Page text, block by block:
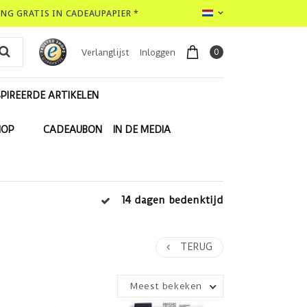
GRATIS IN CADEAUPAPIER *
Verlanglijst Inloggen 0
ARTIKELEN
CADEAUBON IN DE MEDIA
14 dagen bedenktijd
TERUG
Meest bekeken